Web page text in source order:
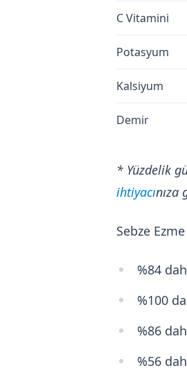
C Vitamini
Potasyum
Kalsiyum
Demir
* Yüzdelik
ihtiyacınıza
Sebze
%84
%100
%86
%56